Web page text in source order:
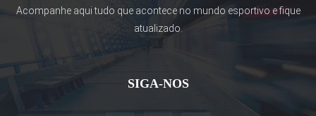
Acompanhe aqui tudo que acontece no mundo esportivo e fique
atualizado.
SIGA-NOS